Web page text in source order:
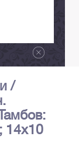
/
14х10